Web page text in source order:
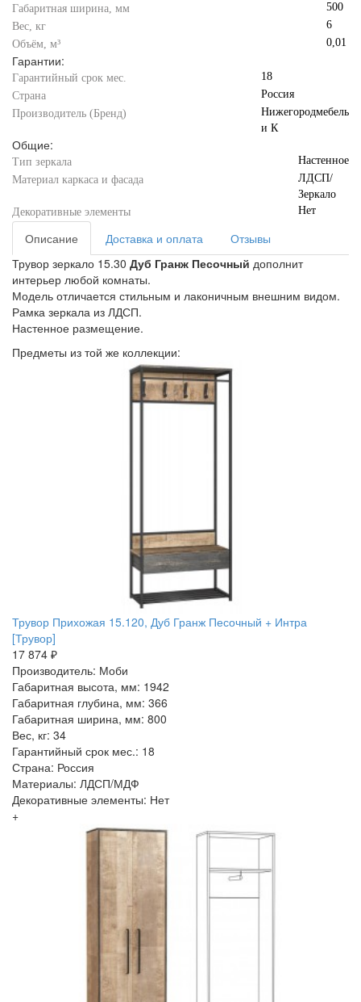
Габаритная ширина, мм
500
Вес, кг
6
Объём, м³
0,01
Гарантии:
Гарантийный срок мес.
18
Страна
Россия
Производитель (Бренд)
Нижегородмебель
и К
Общие:
Тип зеркала
Настенное
Материал каркаса и фасада
ЛДСП/
Зеркало
Декоративные элементы
Нет
Описание Доставка и оплата
Отзывы
Трувор зеркало 15.30 Дуб Гранж Песочный дополнит
интерьер любой комнаты.
Модель отличается стильным и лаконичным внешним видом.
Рамка зеркала из ЛДСП.
Настенное размещение.
Предметы из той же коллекции:
Трувор Прихожая 15.120, Дуб Гранж Песочный + Интра
[Трувор]
17 874 ₽
Производитель: Моби
Габаритная высота, мм: 1942
Габаритная глубина, мм: 366
Габаритная ширина, мм: 800
Вес, кг: 34
Гарантийный срок мес.: 18
Страна: Россия
Материалы: ЛДСП/МДФ
Декоративные элементы: Нет
+